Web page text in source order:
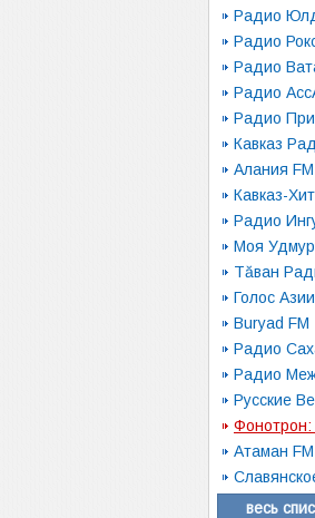
Радио
Радио
Радио
Радио
Радио
Кавказ
Алания FM
Кавказ-Хит
Радио
Моя
Тăван
Голос Азии
Buryad FM
Радио
Радио
Русские
Фонотрон:
Атаман FM
весь